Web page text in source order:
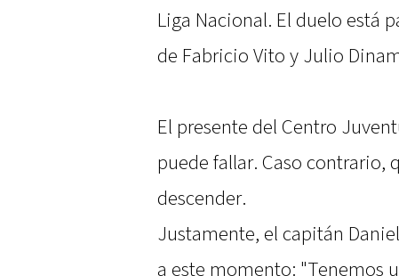
Liga Nacional. El duelo está
de Fabricio Vito y Julio
El presente del Centro
puede fallar. Caso contrario,
descender.
Justamente, el capitán
a este momento: "Tenemos